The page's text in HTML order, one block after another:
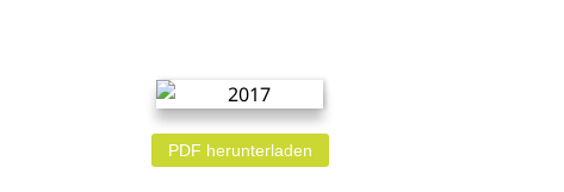
PDF herunterladen